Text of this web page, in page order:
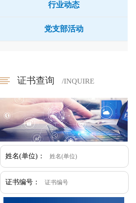
行业动态
党支部活动
证书查询 /INQUIRE
姓名(单位)：
证书编号：